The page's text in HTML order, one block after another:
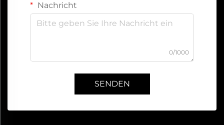
Nachricht
0/1000
SENDEN